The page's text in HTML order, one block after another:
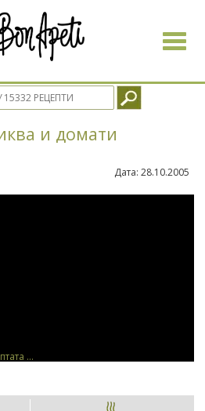
Toggle
и домати
Дата: 28.10.2005
...